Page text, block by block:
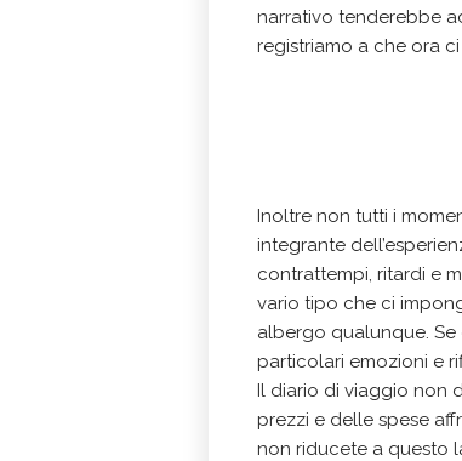
narrativo tenderebbe
registriamo a che ora
Inoltre non tutti i
integrante
contrattempi, ritardi e
vario tipo che ci
albergo qualunque.
particolari emozioni e
Il diario di viaggio non
prezzi e delle spese
non riducete a questo